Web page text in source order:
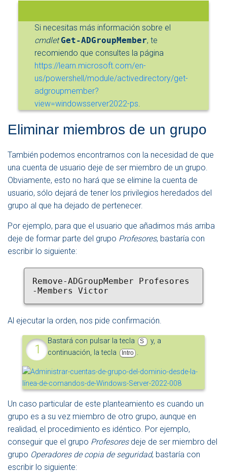
Si necesitas más información sobre el
cmdlet Get-ADGroupMember, te
recomiendo que consultes la página
https://learn.microsoft.com/en-
us/powershell/module/activedirectory/get-
adgroupmember?
view=windowsserver2022-ps.
Eliminar miembros de un grupo
También podemos encontrarnos con la necesidad de que
una cuenta de usuario deje de ser miembro de un grupo.
Obviamente, esto no hará que se elimine la cuenta de
usuario, sólo dejará de tener los privilegios heredados del
grupo al que ha dejado de pertenecer.
Por ejemplo, para que el usuario que añadimos más arriba
deje de formar parte del grupo Profesores, bastaría con
escribir lo siguiente:
Remove-ADGroupMember Profesores
-Members Victor
Al ejecutar la orden, nos pide confirmación.
Bastará con pulsar la tecla S
y, a
continuación, la tecla
Intro .
Un caso particular de este planteamiento es cuando un
grupo es a su vez miembro de otro grupo, aunque en
realidad, el procedimiento es idéntico. Por ejemplo,
conseguir que el grupo Profesoresdeje de ser miembro del
grupo Operadores de copia de seguridad, bastaría con
escribir lo siguiente: